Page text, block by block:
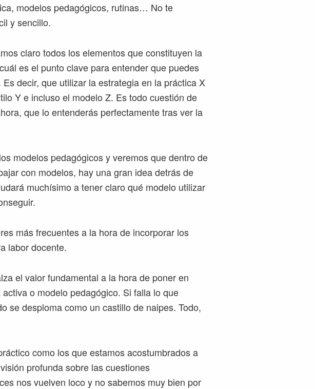
modelos pedagógicos, rutinas… No te
y sencillo.
claro todos los elementos que constituyen la
es el punto clave para entender que puedes
decir, que utilizar la estrategia en la práctica X
Y e incluso el modelo Z. Es todo cuestión de
que lo entenderás perfectamente tras ver la
modelos pedagógicos y veremos que dentro de
con modelos, hay una gran idea detrás de
muchísimo a tener claro qué modelo utilizar
más frecuentes a la hora de incorporar los
labor docente.
el valor fundamental a la hora de poner en
o modelo pedagógico. Si falla lo que
se desploma como un castillo de naipes. Todo,
como los que estamos acostumbrados a
profunda sobre las cuestiones
nos vuelven loco y no sabemos muy bien por